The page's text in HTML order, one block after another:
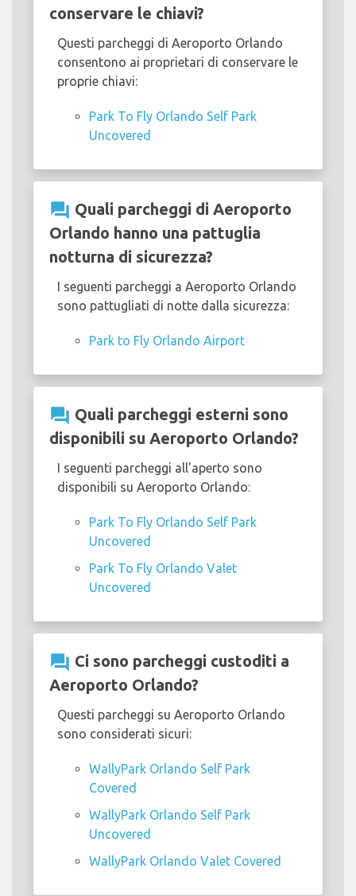
conservare le chiavi?
Questi parcheggi di Aeroporto Orlando
consentono ai proprietari di conservare le
proprie chiavi:
Park To Fly Orlando Self Park
Uncovered
question_answer Quali parcheggi di Aeroporto
Orlando hanno una pattuglia
notturna di sicurezza?
I seguenti parcheggi a Aeroporto Orlando
sono pattugliati di notte dalla sicurezza:
Park to Fly Orlando Airport
question_answer Quali parcheggi esterni sono
disponibili su Aeroporto Orlando?
I seguenti parcheggi all'aperto sono
disponibili su Aeroporto Orlando:
Park To Fly Orlando Self Park
Uncovered
Park To Fly Orlando Valet
Uncovered
question_answer Ci sono parcheggi custoditi a
Aeroporto Orlando?
Questi parcheggi su Aeroporto Orlando
sono considerati sicuri:
WallyPark Orlando Self Park
Covered
WallyPark Orlando Self Park
Uncovered
WallyPark Orlando Valet Covered